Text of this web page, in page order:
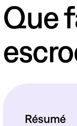
Que
Résumé